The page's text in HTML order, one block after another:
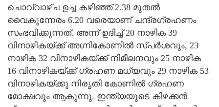
ചൊവ്വാഴ്ച ഉച്ച കഴിഞ്ഞ് 2.38 മുതൽ
വൈകുന്നേരം 6.20 വരെയാണ് ചന്ദ്രഗ്രഹണം
സംഭവിക്കുന്നത്. അന്ന് ഉദിച്ച് 20 നാഴിക 39
വിനാഴികയ്ക്ക് അഗ്നികോണിൽ സ്പർശവും, 23
നാഴിക 32 വിനാഴികയ്ക്ക് നിമീലനവും 25 നാഴിക
16 വിനാഴികയ്ക്ക് ഗ്രഹണ മധ്യവും 29 നാഴിക 53
വിനാഴികയ്ക്കു നിരൃതി കോണിൽ ഗ്രഹണ
മോക്ഷവും ആകുന്നു. ഇന്ത്യയുടെ കിഴക്കൻ